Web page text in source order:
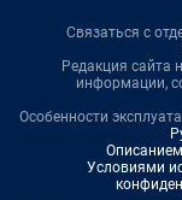
Связаться с
Редакция сайта
информации,
Особенности
Условиями